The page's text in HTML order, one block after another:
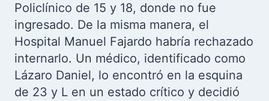
Policlínico de 15 y 18, donde no fue
ingresado. De la misma manera, el
Hospital Manuel Fajardo habría rechazado
internarlo. Un médico, identificado como
Lázaro Daniel, lo encontró en la esquina
de 23 y L en un estado crítico y decidió